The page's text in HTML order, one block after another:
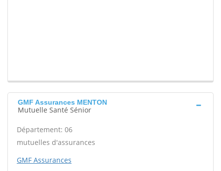
GMF Assurances MENTON
Mutuelle Santé Sénior
Département: 06
mutuelles d'assurances
GMF Assurances